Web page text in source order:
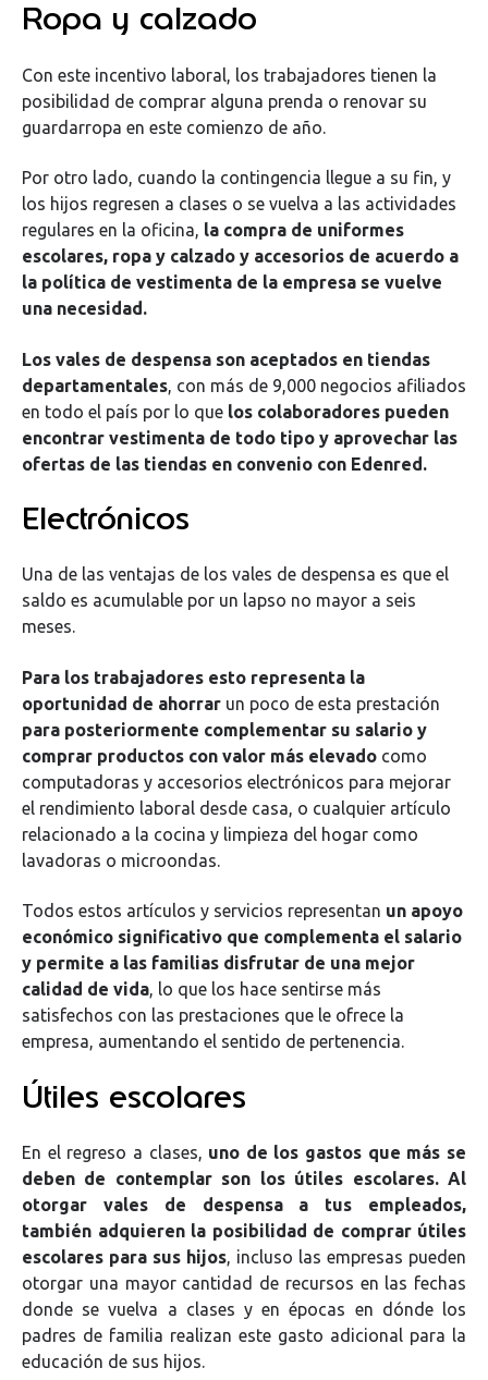
Ropa y calzado
Con este incentivo laboral, los trabajadores tienen la
posibilidad de comprar alguna prenda o renovar su
guardarropa en este comienzo de año.
Por otro lado, cuando la contingencia llegue a su fin, y
los hijos regresen a clases o se vuelva a las actividades
regulares en la oficina, la compra de uniformes
escolares, ropa y calzado y accesorios de acuerdo a
la política de vestimenta de la empresa se vuelve
una necesidad.
Los vales de despensa son aceptados en tiendas
departamentales, con más de 9,000 negocios afiliados
en todo el país por lo que los colaboradores pueden
encontrar vestimenta de todo tipo y aprovechar las
ofertas de las tiendas en convenio con Edenred.
Electrónicos
Una de las ventajas de los vales de despensa es que el
saldo es acumulable por un lapso no mayor a seis
meses.
Para los trabajadores esto representa la
oportunidad de ahorrar un poco de esta prestación
para posteriormente complementar su salario y
comprar productos con valor más elevado como
computadoras y accesorios electrónicos para mejorar
el rendimiento laboral desde casa, o cualquier artículo
relacionado a la cocina y limpieza del hogar como
lavadoras o microondas.
Todos estos artículos y servicios representan un apoyo
económico significativo que complementa el salario
y permite a las familias disfrutar de una mejor
calidad de vida, lo que los hace sentirse más
satisfechos con las prestaciones que le ofrece la
empresa, aumentando el sentido de pertenencia.
Útiles escolares
En el regreso a clases, uno de los gastos que más se
deben de contemplar son los útiles escolares. Al
otorgar vales de despensa a tus empleados,
también adquieren la posibilidad de comprar útiles
escolares para sus hijos, incluso las empresas pueden
otorgar una mayor cantidad de recursos en las fechas
donde se vuelva a clases y en épocas en dónde los
padres de familia realizan este gasto adicional para la
educación de sus hijos.